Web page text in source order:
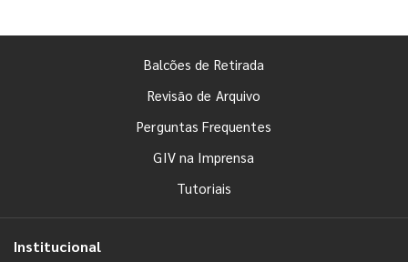
Balcões de Retirada
Revisão de Arquivo
Perguntas Frequentes
GIV na Imprensa
Tutoriais
Institucional